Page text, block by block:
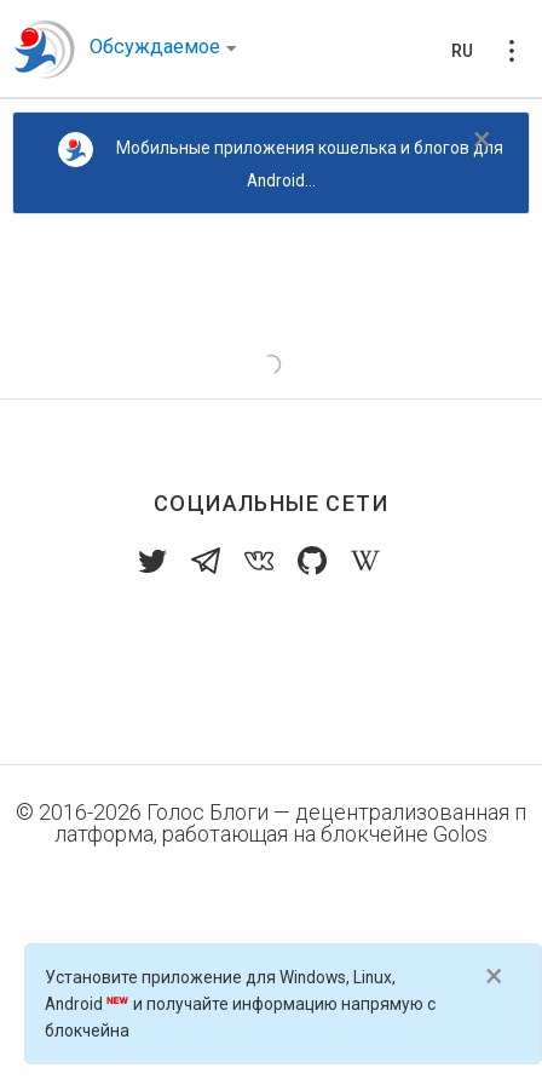
Обсуждаемое RU
×
Мобильные приложения кошелька и блогов для
Android...
СОЦИАЛЬНЫЕ СЕТИ
© 2016-2026 Голос Блоги — децентрализованная п
латформа, работающая на блокчейне Golos
×
Установите приложение для Windows, Linux,
Android
и получайте информацию напрямую с
блокчейна